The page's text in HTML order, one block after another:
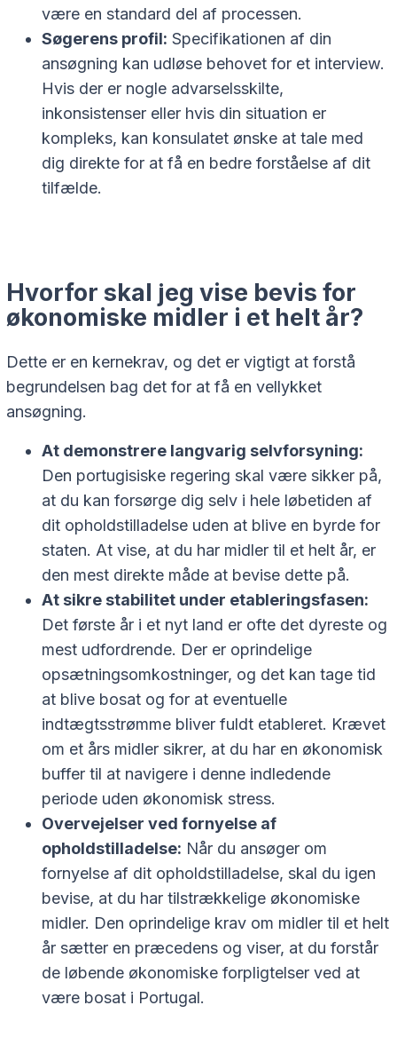
være en standard del af processen.
Søgerens profil: Specifikationen af din
ansøgning kan udløse behovet for et interview.
Hvis der er nogle advarselsskilte,
inkonsistenser eller hvis din situation er
kompleks, kan konsulatet ønske at tale med
dig direkte for at få en bedre forståelse af dit
tilfælde.
Hvorfor skal jeg vise bevis for
økonomiske midler i et helt år?
Dette er en kernekrav, og det er vigtigt at forstå
begrundelsen bag det for at få en vellykket
ansøgning.
At demonstrere langvarig selvforsyning:
Den portugisiske regering skal være sikker på,
at du kan forsørge dig selv i hele løbetiden af
dit opholdstilladelse uden at blive en byrde for
staten. At vise, at du har midler til et helt år, er
den mest direkte måde at bevise dette på.
At sikre stabilitet under etableringsfasen:
Det første år i et nyt land er ofte det dyreste og
mest udfordrende. Der er oprindelige
opsætningsomkostninger, og det kan tage tid
at blive bosat og for at eventuelle
indtægtsstrømme bliver fuldt etableret. Krævet
om et års midler sikrer, at du har en økonomisk
buffer til at navigere i denne indledende
periode uden økonomisk stress.
Overvejelser ved fornyelse af
opholdstilladelse: Når du ansøger om
fornyelse af dit opholdstilladelse, skal du igen
bevise, at du har tilstrækkelige økonomiske
midler. Den oprindelige krav om midler til et helt
år sætter en præcedens og viser, at du forstår
de løbende økonomiske forpligtelser ved at
være bosat i Portugal.